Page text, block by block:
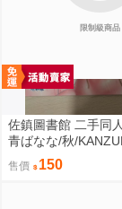
限制級商品
佐鎮圖書館 二手同
青ばなな/秋/
点英霊風俗七番勝負
售價 150